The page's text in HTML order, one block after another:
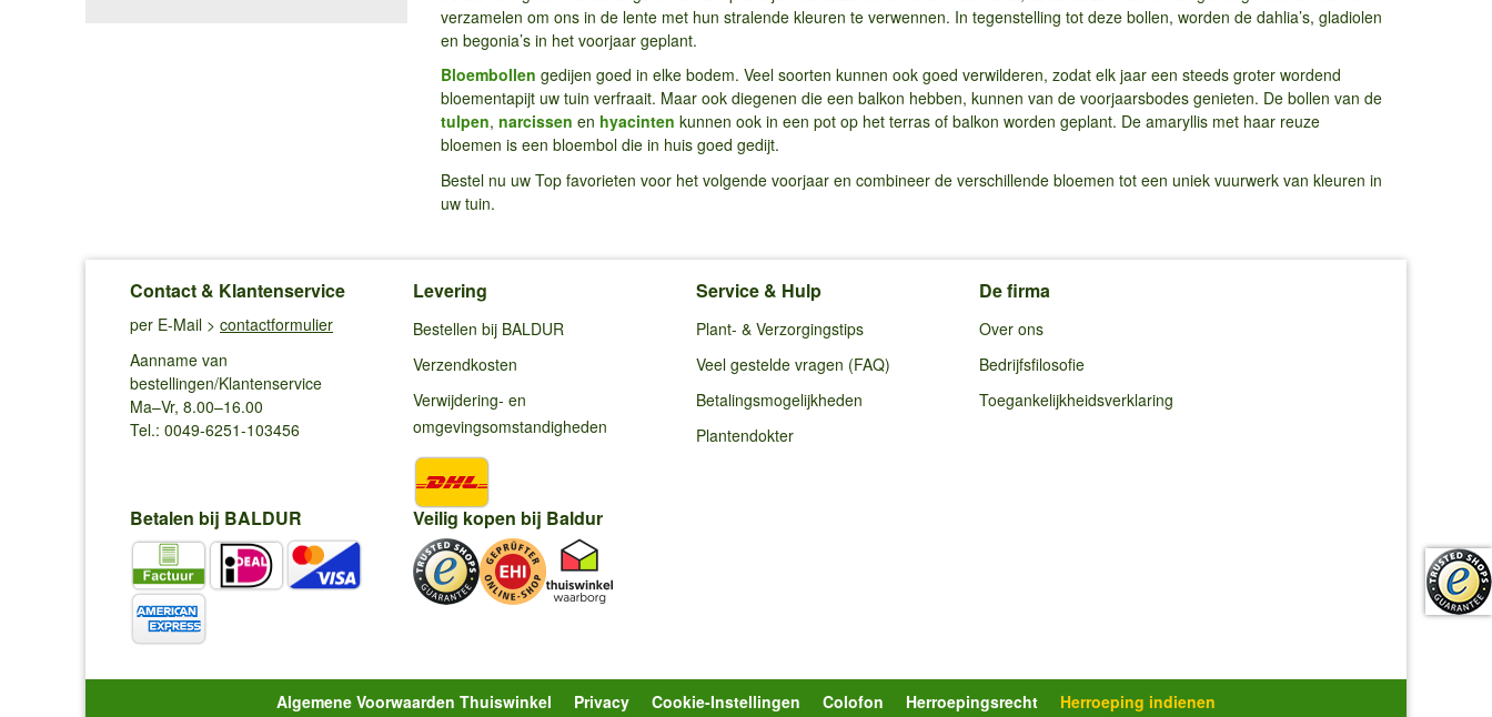
verzamelen om ons in de lente met hun stralende kleuren te verwennen. In tegenstelling tot deze bollen, worden de dahlia’s, gladiolen
en begonia’s in het voorjaar geplant.
Bloembollen gedijen goed in elke bodem. Veel soorten kunnen ook goed verwilderen, zodat elk jaar een steeds groter wordend
bloementapijt uw tuin verfraait. Maar ook diegenen die een balkon hebben, kunnen van de voorjaarsbodes genieten. De bollen van de
tulpen, narcissen en hyacinten kunnen ook in een pot op het terras of balkon worden geplant. De amaryllis met haar reuze
bloemen is een bloembol die in huis goed gedijt.
Bestel nu uw Top favorieten voor het volgende voorjaar en combineer de verschillende bloemen tot een uniek vuurwerk van kleuren in
uw tuin.
Contact & Klantenservice
per E-Mail > contactformulier
Aanname van
bestellingen/Klantenservice
Ma–Vr, 8.00–16.00
Tel.: 0049-6251-103456
Levering
Bestellen bij BALDUR
Verzendkosten
Verwijdering- en
omgevingsomstandigheden
Service & Hulp
Plant- & Verzorgingstips
Veel gestelde vragen (FAQ)
Betalingsmogelijkheden
Plantendokter
De firma
Over ons
Bedrijfsfilosofie
Toegankelijkheidsverklaring
Betalen bij BALDUR Veilig kopen bij Baldur
Algemene Voorwaarden Thuiswinkel Privacy Cookie-Instellingen Colofon Herroepingsrecht Herroeping indienen